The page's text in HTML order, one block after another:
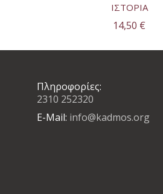
ΙΣΤΟΡΙΑ
14,50 €
Πληροφορίες:
2310 252320
E-Mail: info@kadmos.org